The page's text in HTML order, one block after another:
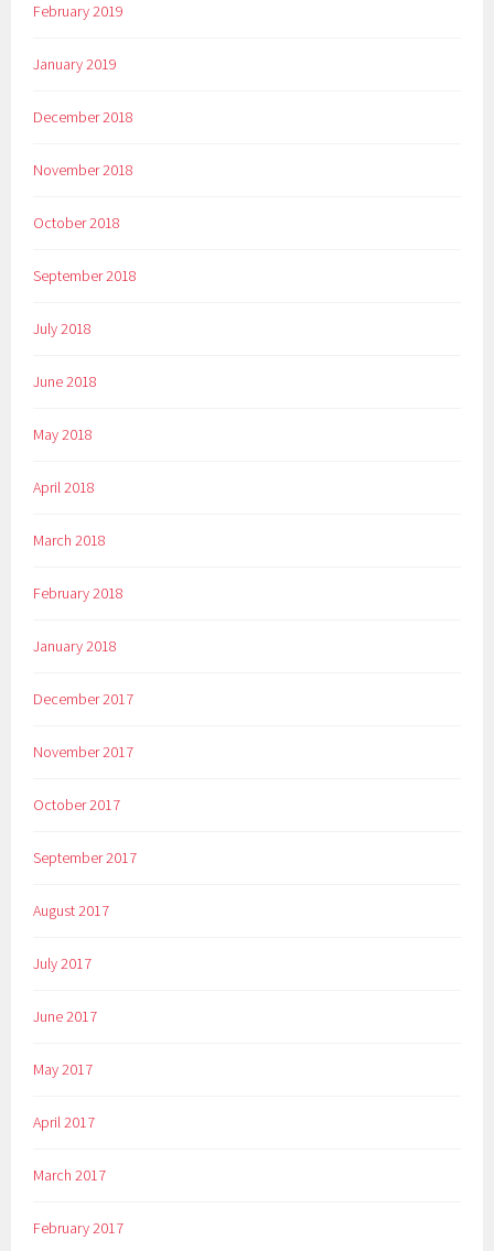
February 2019
January 2019
December 2018
November 2018
October 2018
September 2018
July 2018
June 2018
May 2018
April 2018
March 2018
February 2018
January 2018
December 2017
November 2017
October 2017
September 2017
August 2017
July 2017
June 2017
May 2017
April 2017
March 2017
February 2017